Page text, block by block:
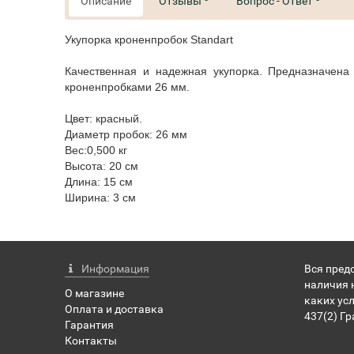
Укупорка кроненпробок Standart
Качественная и надежная укупорка.
кроненпробками 26 мм.
Цвет: красный.
Диаметр пробок: 26 мм
Вес:0,500 кг
Высота: 20 см
Длина: 15 см
Ширина: 3 см
Информация
О магазине
Оплата и доставка
Гарантия
Контакты
Вся
наличия
каких
437(2)